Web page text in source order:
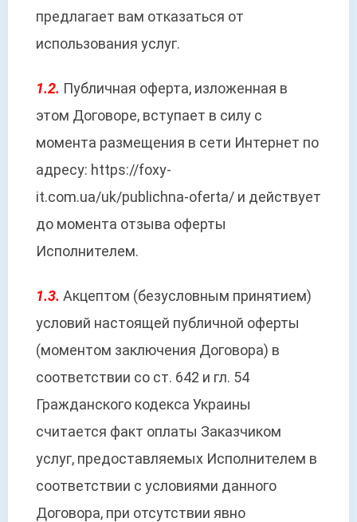
предлагает вам отказаться от
использования услуг.
1.2. Публичная оферта, изложенная в
этом Договоре, вступает в силу с
момента размещения в сети Интернет по
адресу: https://foxy-
it.com.ua/uk/publichna-oferta/ и действует
до момента отзыва оферты
Исполнителем.
1.3. Акцептом (безусловным принятием)
условий настоящей публичной оферты
(моментом заключения Договора) в
соответствии со ст. 642 и гл. 54
Гражданского кодекса Украины
считается факт оплаты Заказчиком
услуг, предоставляемых Исполнителем в
соответствии с условиями данного
Договора, при отсутствии явно